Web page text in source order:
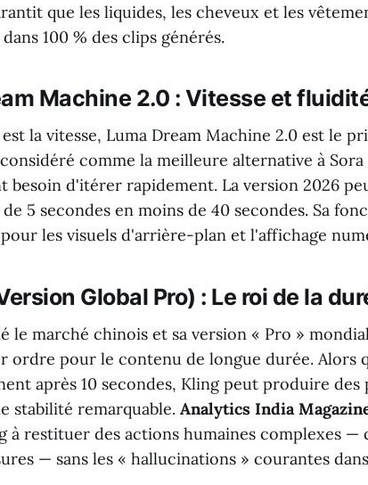
que les liquides, les cheveux et les
100 % des clips générés.
Machine 2.0 : Vitesse et
la vitesse, Luma Dream Machine 2.0 est le
comme la meilleure alternative à
besoin d'itérer rapidement. La version 2026
5 secondes en moins de 40 secondes. Sa
les visuels d'arrière-plan et l'affichage
Global Pro) : Le roi de la
le marché chinois et sa version « Pro »
ordre pour le contenu de longue durée. Alors
après 10 secondes, Kling peut produire des
stabilité remarquable. Analytics India
à restituer des actions humaines complexes —
— sans les « hallucinations » courantes